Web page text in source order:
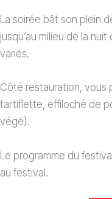
La soirée bât son plein
jusqu’au milieu de la
variés.
Côté restauration, vous
tartiflette, effiloché de
végé).
Le programme du
au festival.